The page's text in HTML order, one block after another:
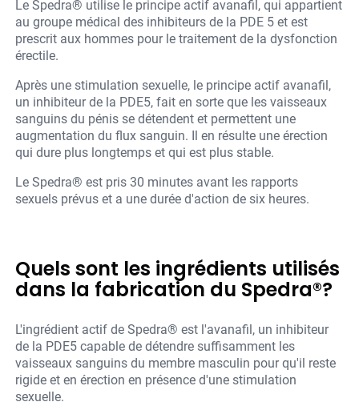
Le Spedra® utilise le principe actif avanafil, qui appartient
au groupe médical des inhibiteurs de la PDE 5 et est
prescrit aux hommes pour le traitement de la dysfonction
érectile.
Après une stimulation sexuelle, le principe actif avanafil,
un inhibiteur de la PDE5, fait en sorte que les vaisseaux
sanguins du pénis se détendent et permettent une
augmentation du flux sanguin. Il en résulte une érection
qui dure plus longtemps et qui est plus stable.
Le Spedra® est pris 30 minutes avant les rapports
sexuels prévus et a une durée d'action de six heures.
Quels sont les ingrédients utilisés
dans la fabrication du Spedra®?
L'ingrédient actif de Spedra® est l'avanafil, un inhibiteur
de la PDE5 capable de détendre suffisamment les
vaisseaux sanguins du membre masculin pour qu'il reste
rigide et en érection en présence d'une stimulation
sexuelle.